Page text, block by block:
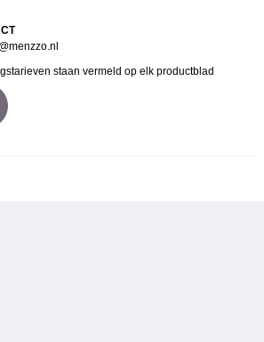
staan vermeld op elk productblad